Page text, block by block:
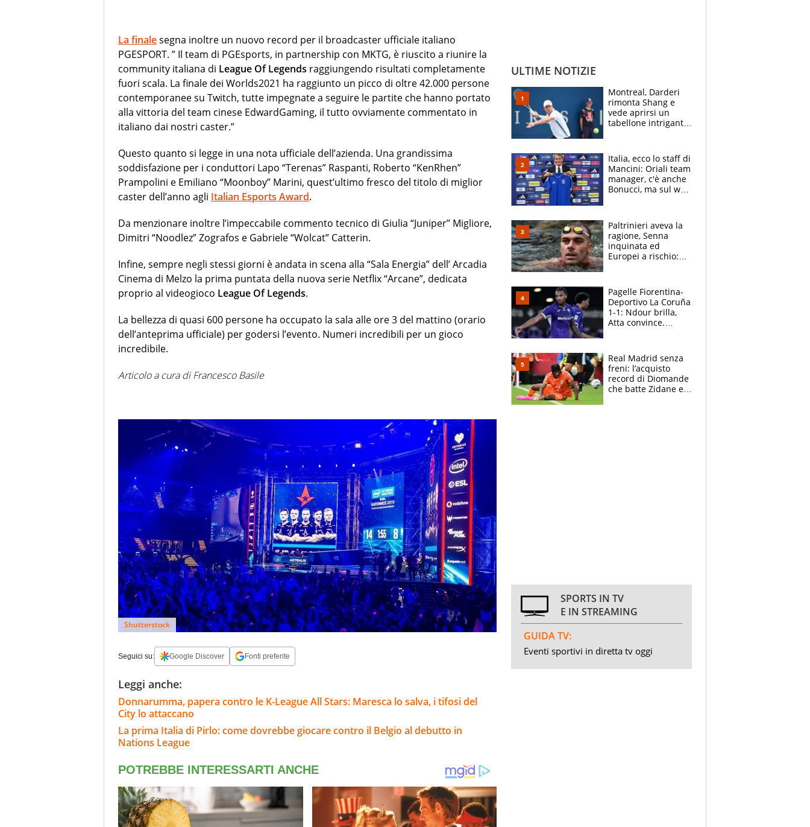
La finalesegna inoltre un nuovo record per il broadcaster ufficiale italiano
PGESPORT. ” Il team di PGEsports, in partnership con MKTG, è riuscito a riunire la
community italiana di League Of Legends raggiungendo risultati completamente
fuori scala. La finale dei Worlds2021 ha raggiunto un picco di oltre 42.000 persone
contemporanee su Twitch, tutte impegnate a seguire le partite che hanno portato
alla vittoria del team cinese EdwardGaming, il tutto ovviamente commentato in
italiano dai nostri caster.”
Questo quanto si legge in una nota ufficiale dell’azienda. Una grandissima
soddisfazione per i conduttori Lapo “Terenas” Raspanti, Roberto “KenRhen”
Prampolini e Emiliano “Moonboy” Marini, quest’ultimo fresco del titolo di miglior
caster dell’anno agli Italian Esports Award.
Da menzionare inoltre l’impeccabile commento tecnico di Giulia “Juniper” Migliore,
Dimitri “Noodlez” Zografos e Gabriele “Wolcat” Catterin.
Infine, sempre negli stessi giorni è andata in scena alla “Sala Energia” dell’ Arcadia
Cinema di Melzo la prima puntata della nuova serie Netflix “Arcane”, dedicata
proprio al videogioco League Of Legends.
La bellezza di quasi 600 persone ha occupato la sala alle ore 3 del mattino (orario
dell’anteprima ufficiale) per godersi l’evento. Numeri incredibili per un gioco
incredibile.
Articolo a cura di Francesco Basile
Shutterstock
Seguici su: Google Discover Fonti preferite
Leggi anche:
Donnarumma, papera contro le K-League All Stars: Maresca lo salva, i tifosi del
City lo attaccano
La prima Italia di Pirlo: come dovrebbe giocare contro il Belgio al debutto in
Nations League
ULTIME NOTIZIE
Montreal, Darderi
rimonta Shang e
vede aprirsi un
tabellone intrigante:
felice del mio livello"
Italia, ecco lo staff di
Mancini: Oriali team
manager, c'è anche
Bonucci, ma sul web
Paltrinieri aveva la
ragione, Senna
inquinata ed
Europei a rischio:
adesso
Pagelle Fiorentina-
Deportivo La Coruña
1-1: Ndour brilla,
Atta convince.
Real Madrid senza
freni: l’acquisto
record di Diomande
che batte Zidane e
SPORTS IN TV
E IN STREAMING
GUIDA TV:
Eventi sportivi in diretta tv oggi